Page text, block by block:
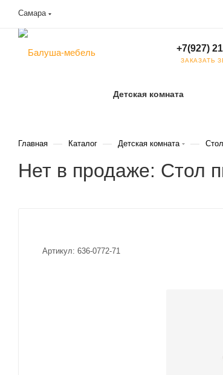
Самара
+7(927)
ЗАКАЗАТЬ
Детская комната
Главная — Каталог — Детская комната —
Нет в продаже: Стол
Артикул: 636-0772-71